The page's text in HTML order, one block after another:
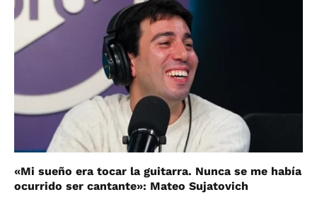
«Mi sueño era tocar la guitarra. Nunca se me había
ocurrido ser cantante»: Mateo Sujatovich